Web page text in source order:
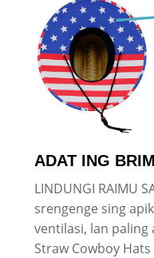
ADAT ING BRIM
LINDUNGI RAIMU
srengenge sing
ventilasi, lan paling
Straw Cowboy